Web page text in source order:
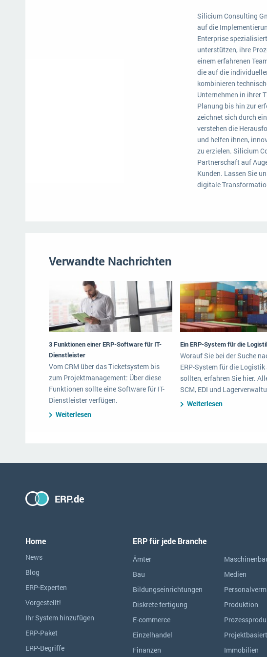
Silicium Consulting
auf die
Enterprise
unterstützen, ihre
einem erfahrenen
die auf die
kombinieren
Unternehmen in ihrer
Planung bis hin zur
zeichnet sich durch
verstehen die
und helfen ihnen,
zu erzielen. Silicium
Partnerschaft auf
Kunden. Lassen Sie
digitale
Verwandte Nachrichten
3 Funktionen einer ERP-Software für IT-
Dienstleister
Vom CRM über das Ticketsystem bis
zum Projektmanagement: Über diese
Funktionen sollte eine Software für IT-
Dienstleister verfügen.
Weiterlesen
Ein ERP-System für die
Worauf Sie bei der Suche
ERP-System für die Logistik
sollten, erfahren Sie hier.
SCM, EDI und
Weiterlesen
ERP.de
Home
News
Blog
ERP-Experten
Vorgestellt!
Ihr System hinzufügen
ERP-Paket
ERP-Begriffe
ERP für jede Branche
Ämter
Bau
Bildungseinrichtungen
Diskrete fertigung
E-commerce
Einzelhandel
Finanzen
Medien
Produktion
Projektbasiert
Immobilien